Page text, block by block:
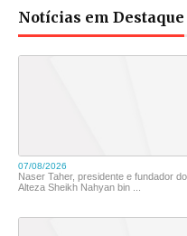
Notícias em Destaque